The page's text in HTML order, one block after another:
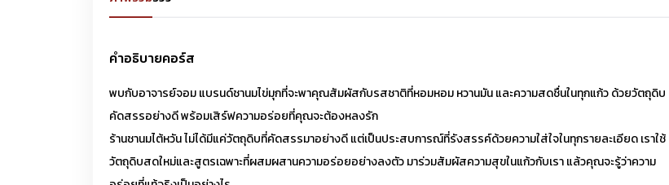
คำอธิบายคอร์ส
พบกับอาจารย์จอม แบรนด์ชานมไข่มุกที่จะพาคุณสัมผัสกับรสชาติที่หอมหอม หวานมัน และความสดชื่นในทุกแก้ว ด้วยวัตถุดิบ
คัดสรรอย่างดี พร้อมเสิร์ฟความอร่อยที่คุณจะต้องหลงรัก
ร้านชานมไต้หวัน ไม่ได้มีแค่วัตถุดิบที่คัดสรรมาอย่างดี แต่เป็นประสบการณ์ที่รังสรรค์ด้วยความใส่ใจในทุกรายละเอียด เราใช้
วัตถุดิบสดใหม่และสูตรเฉพาะที่ผสมผสานความอร่อยอย่างลงตัว มาร่วมสัมผัสความสุขในแก้วกับเรา แล้วคุณจะรู้ว่าความ